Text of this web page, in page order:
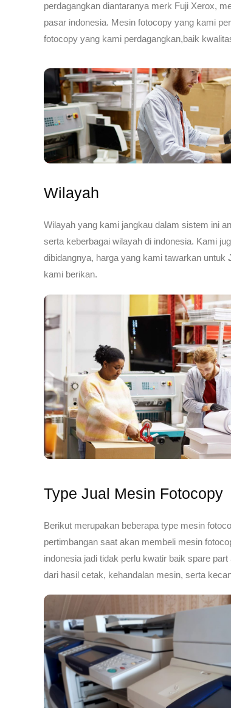
perdagangkan diantaranya merk Fuji Xerox,
pasar indonesia. Mesin fotocopy yang kami
fotocopy yang kami perdagangkan,baik
Wilayah
Wilayah yang kami jangkau dalam sistem ini
serta keberbagai wilayah di indonesia. Kami
dibidangnya, harga yang kami tawarkan untuk
kami berikan.
Type Jual Mesin Fotocopy
Berikut merupakan beberapa type mesin
pertimbangan saat akan membeli mesin
indonesia jadi tidak perlu kwatir baik spare
dari hasil cetak, kehandalan mesin, serta